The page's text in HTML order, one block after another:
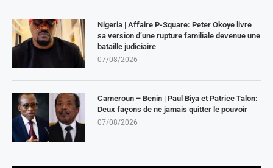
Nigeria | Affaire P-Square: Peter Okoye livre
sa version d’une rupture familiale devenue une
bataille judiciaire
07/08/2026
Cameroun – Benin | Paul Biya et Patrice Talon:
Deux façons de ne jamais quitter le pouvoir
07/08/2026